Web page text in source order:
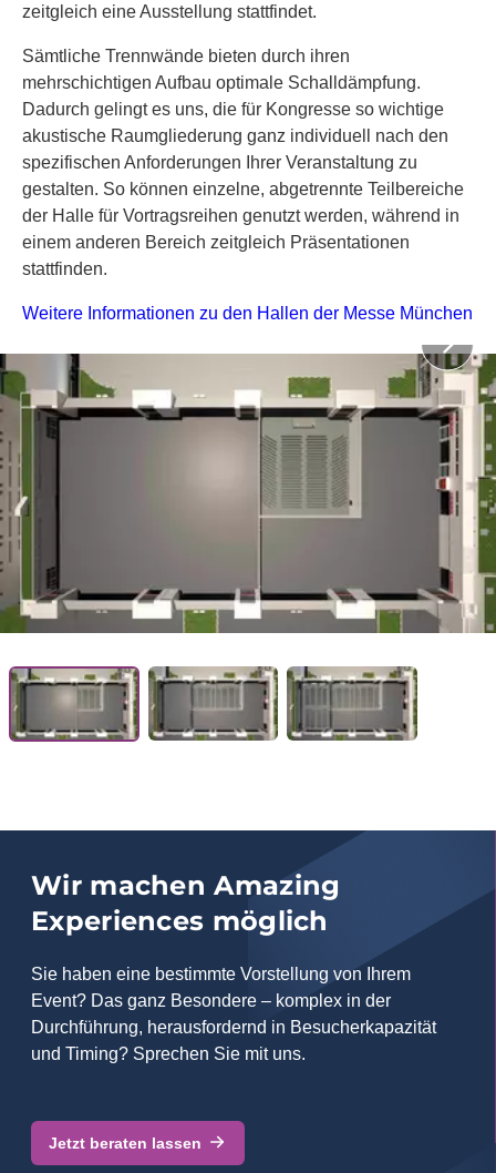
zeitgleich eine Ausstellung stattfindet.
Sämtliche Trennwände bieten durch ihren
mehrschichtigen Aufbau optimale Schalldämpfung.
Dadurch gelingt es uns, die für Kongresse so wichtige
akustische Raumgliederung ganz individuell nach den
spezifischen Anforderungen Ihrer Veranstaltung zu
gestalten. So können einzelne, abgetrennte Teilbereiche
der Halle für Vortragsreihen genutzt werden, während in
einem anderen Bereich zeitgleich Präsentationen
stattfinden.
Weitere Informationen zu den Hallen der Messe München
Wir machen Amazing
Experiences möglich
Sie haben eine bestimmte Vorstellung von Ihrem
Event? Das ganz Besondere – komplex in der
Durchführung, herausfordernd in Besucherkapazität
und Timing? Sprechen Sie mit uns.
Jetzt beraten lassen